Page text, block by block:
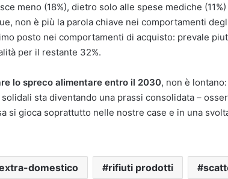
meno (18%), dietro solo alle spese mediche
non è più la parola chiave nei comportamenti
posto nei comportamenti di acquisto: prevale
per il restante 32%.
lo spreco alimentare entro il 2030, non è
sta diventando una prassi consolidata –
si gioca soprattutto nelle nostre case e in una
domestico rifiuti prodotti